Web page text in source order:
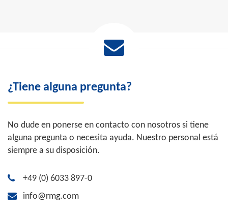
¿Tiene alguna pregunta?
No dude en ponerse en contacto con nosotros si tiene
alguna pregunta o necesita ayuda. Nuestro personal está
siempre a su disposición.
+49 (0) 6033 897-0
info@rmg.com